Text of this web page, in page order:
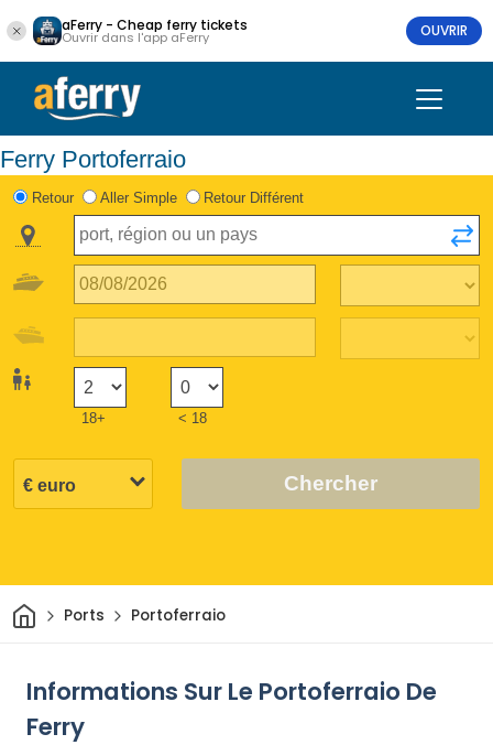
aFerry - Cheap ferry tickets
Ouvrir dans l'app aFerry OUVRIR
Ferry Portoferraio
Retour Aller Simple Retour Différent
18+ < 18
Chercher
Maison
Ports Portoferraio
Informations Sur Le Portoferraio De
Ferry